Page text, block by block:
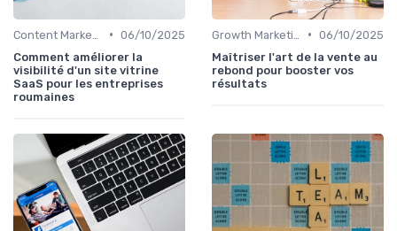
• 06/10/2025
Comment améliorer la
visibilité d'un site vitrine
SaaS pour les entreprises
roumaines
• 06/10/2025
Maîtriser l'art de la vente au
rebond pour booster vos
résultats